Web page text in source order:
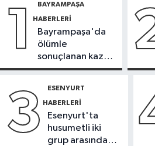
milyon yolcu
Bilim ve
yeni nesil
taşınacak
1 BAYRAMPAŞA
HABERLERI
Bayrampaşa'da
ölümle
sonuçlanan kaza:
Sürücü
3 ESENYURT
HABERLERI
Esenyurt'ta
husumetli iki
grup arasında